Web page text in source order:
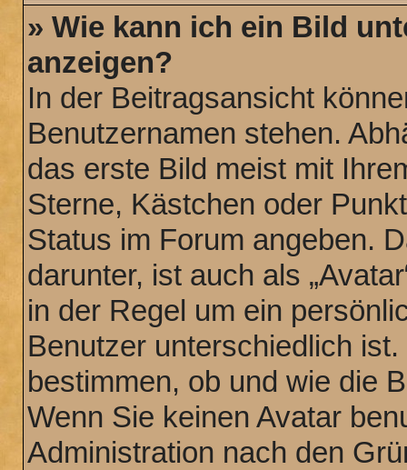
» Wie kann ich ein Bild
anzeigen?
In der Beitragsansicht
Benutzernamen stehen.
das erste Bild meist mit
Sterne, Kästchen oder
Status im Forum angeben.
darunter, ist auch als
in der Regel um ein
Benutzer unterschiedlich
bestimmen, ob und wie die
Wenn Sie keinen Avatar
Administration nach den